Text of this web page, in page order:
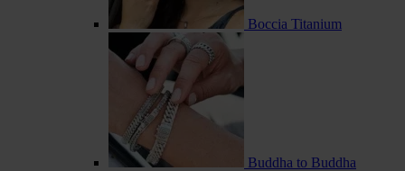
Boccia Titanium
Buddha to Buddha